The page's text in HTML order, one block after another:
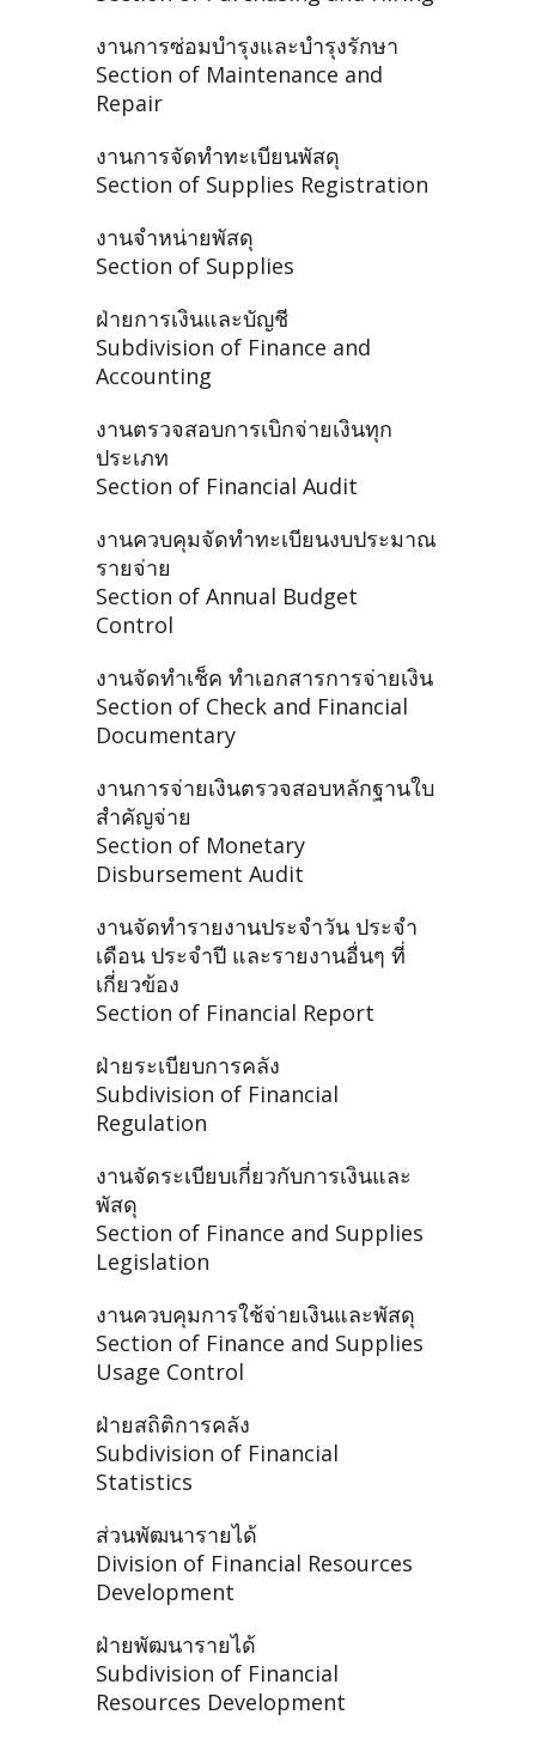
งานการซ่อมบำรุงและบำรุงรักษา
Section of Maintenance and
Repair
งานการจัดทำทะเบียนพัสดุ
Section of Supplies Registration
งานจำหน่ายพัสดุ
Section of Supplies
ฝ่ายการเงินและบัญชี
Subdivision of Finance and
Accounting
งานตรวจสอบการเบิกจ่ายเงินทุก
ประเภท
Section of Financial Audit
งานควบคุมจัดทำทะเบียนงบประมาณ
รายจ่าย
Section of Annual Budget
Control
งานจัดทำเช็ค ทำเอกสารการจ่ายเงิน
Section of Check and Financial
Documentary
งานการจ่ายเงินตรวจสอบหลักฐานใบ
สำคัญจ่าย
Section of Monetary
Disbursement Audit
งานจัดทำรายงานประจำวัน ประจำ
เดือน ประจำปี และรายงานอื่นๆ ที่
เกี่ยวข้อง
Section of Financial Report
ฝ่ายระเบียบการคลัง
Subdivision of Financial
Regulation
งานจัดระเบียบเกี่ยวกับการเงินและ
พัสดุ
Section of Finance and Supplies
Legislation
งานควบคุมการใช้จ่ายเงินและพัสดุ
Section of Finance and Supplies
Usage Control
ฝ่ายสถิติการคลัง
Subdivision of Financial
Statistics
ส่วนพัฒนารายได้
Division of Financial Resources
Development
ฝ่ายพัฒนารายได้
Subdivision of Financial
Resources Development